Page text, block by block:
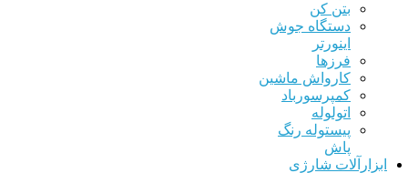
بتن کن
دستگاه جوش
فرزها
کارواش ماشین
کمپرسورباد
اتولوله
پیستوله رنگ
شارژی